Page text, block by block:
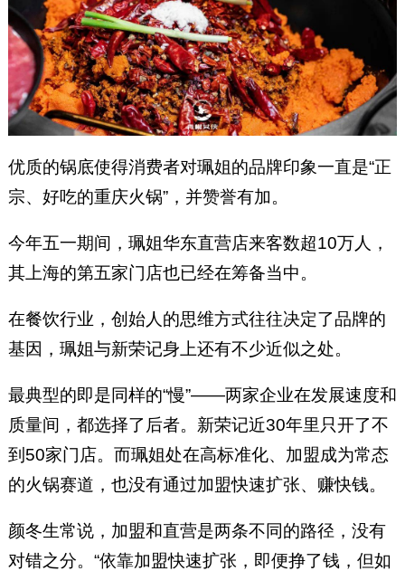
优质的锅底使得消费者对珮姐的品牌印象一直是“正
宗、好吃的重庆火锅”，并赞誉有加。
今年五一期间，珮姐华东直营店来客数超10万人，
其上海的第五家门店也已经在筹备当中。
在餐饮行业，创始人的思维方式往往决定了品牌的
基因，珮姐与新荣记身上还有不少近似之处。
最典型的即是同样的“慢”——两家企业在发展速度和
质量间，都选择了后者。新荣记近30年里只开了不
到50家门店。而珮姐处在高标准化、加盟成为常态
的火锅赛道，也没有通过加盟快速扩张、赚快钱。
颜冬生常说，加盟和直营是两条不同的路径，没有
对错之分。“依靠加盟快速扩张，即便挣了钱，但如